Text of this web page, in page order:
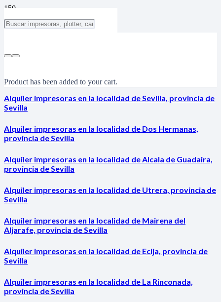
Product has been added to your cart.
Alquiler impresoras en la localidad de Sevilla, provincia de
Sevilla
Alquiler impresoras en la localidad de Dos Hermanas,
provincia de Sevilla
Alquiler impresoras en la localidad de Alcala de Guadaira,
provincia de Sevilla
Alquiler impresoras en la localidad de Utrera, provincia de
Sevilla
Alquiler impresoras en la localidad de Mairena del
Aljarafe, provincia de Sevilla
Alquiler impresoras en la localidad de Ecija, provincia de
Sevilla
Alquiler impresoras en la localidad de La Rinconada,
provincia de Sevilla